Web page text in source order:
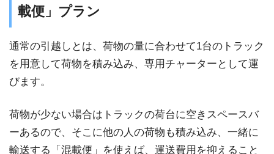
載便」プラン
通常の引越しとは、荷物の量に合わせて1台のトラック
を用意して荷物を積み込み、専用チャーターとして運
びます。
荷物が少ない場合はトラックの荷台に空きスペースバ
ーあるので、そこに他の人の荷物も積み込み、一緒に
輸送する「混載便」を使えば、運送費用を抑えること